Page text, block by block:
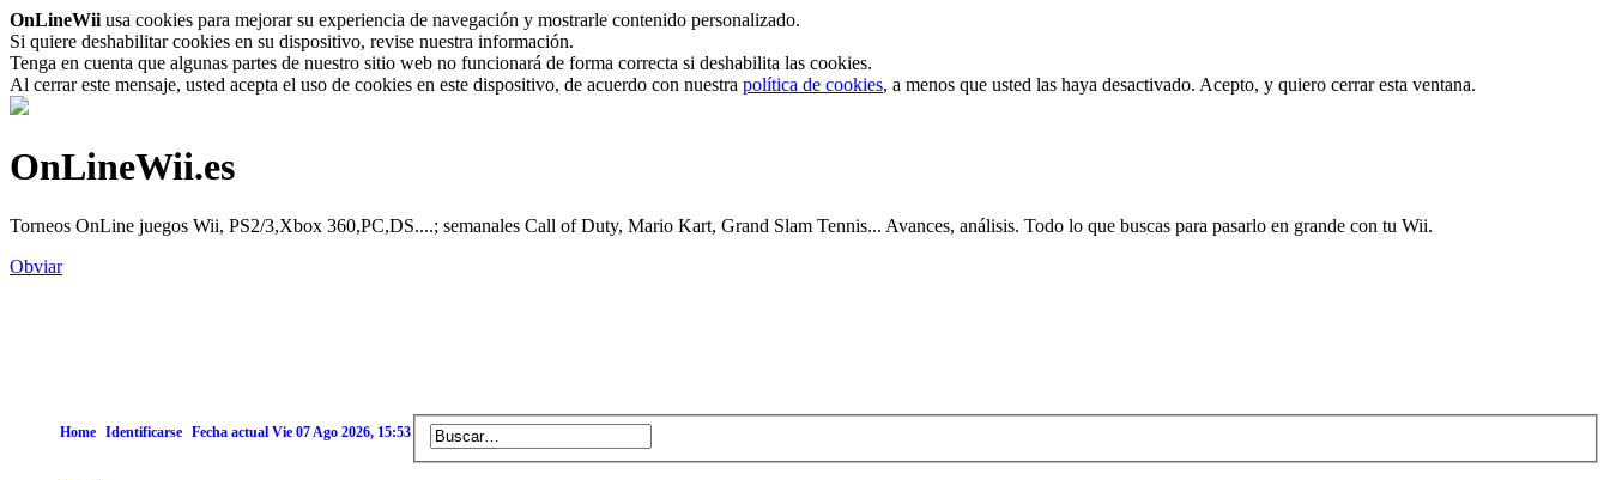
OnLineWii usa cookies para mejorar su experiencia de navegación y mostrarle contenido personalizado.
Si quiere deshabilitar cookies en su dispositivo, revise nuestra información.
Tenga en cuenta que algunas partes de nuestro sitio web no funcionará de forma correcta si deshabilita las cookies.
Al cerrar este mensaje, usted acepta el uso de cookies en este dispositivo, de acuerdo con nuestra política de cookies, a menos que usted las haya desactivado. Acepto, y quiero cerrar esta ventana.
OnLineWii.es
Torneos OnLine juegos Wii, PS2/3,Xbox 360,PC,DS....; semanales Call of Duty, Mario Kart, Grand Slam Tennis... Avances, análisis. Todo lo que buscas para pasarlo en grande con tu Wii.
Obviar
Home Identificarse Fecha actual Vie 07 Ago 2026, 15:53